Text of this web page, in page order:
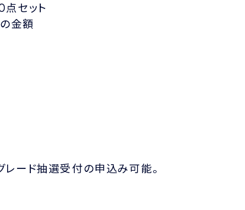
セット
金額
ード抽選受付の申込み可能。